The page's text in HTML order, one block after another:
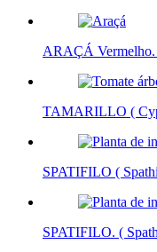
ARAÇÁ Vermelho.
TAMARILLO (
SPATIFILO (
SPATIFILO. (